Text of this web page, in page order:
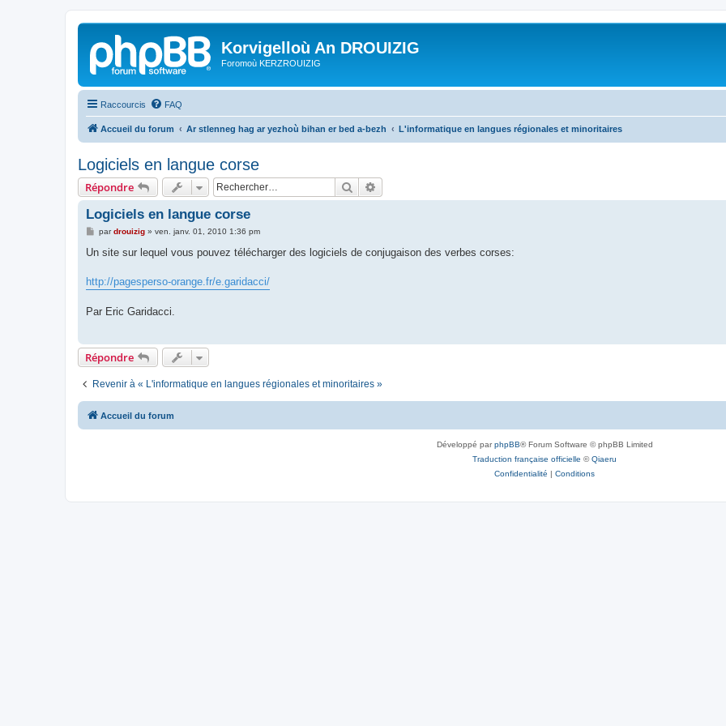
Korvigelloù An DROUIZIG
Foromoù KERZROUIZIG
Raccourcis FAQ
Accueil du forum Ar stlenneg hag ar yezhoù bihan er bed a-bezh L'informatique en langues régionales et minoritaires
Logiciels en langue corse
Répondre Rechercher
Logiciels en langue corse
M
s
g
e
pardrouizig» ven. janv. 01, 2010 1:36 pm
Un site sur lequel vous pouvez télécharger des logiciels de conjugaison des verbes corses:
http://pagesperso-orange.fr/e.garidacci/
Par Eric Garidacci.
Répondre
Revenir à « L'informatique en langues régionales et minoritaires »
Accueil du forum
Développé parphpBB® Forum Software © phpBB Limited
Traduction française officielle ©Qiaeru
Confidentialité | Conditions